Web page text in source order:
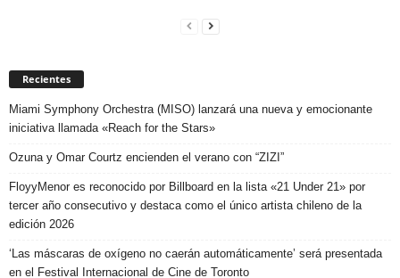
Recientes
Miami Symphony Orchestra (MISO) lanzará una nueva y emocionante
iniciativa llamada «Reach for the Stars»
Ozuna y Omar Courtz encienden el verano con “ZIZI”
FloyyMenor es reconocido por Billboard en la lista «21 Under 21» por
tercer año consecutivo y destaca como el único artista chileno de la
edición 2026
‘Las máscaras de oxígeno no caerán automáticamente’ será presentada
en el Festival Internacional de Cine de Toronto